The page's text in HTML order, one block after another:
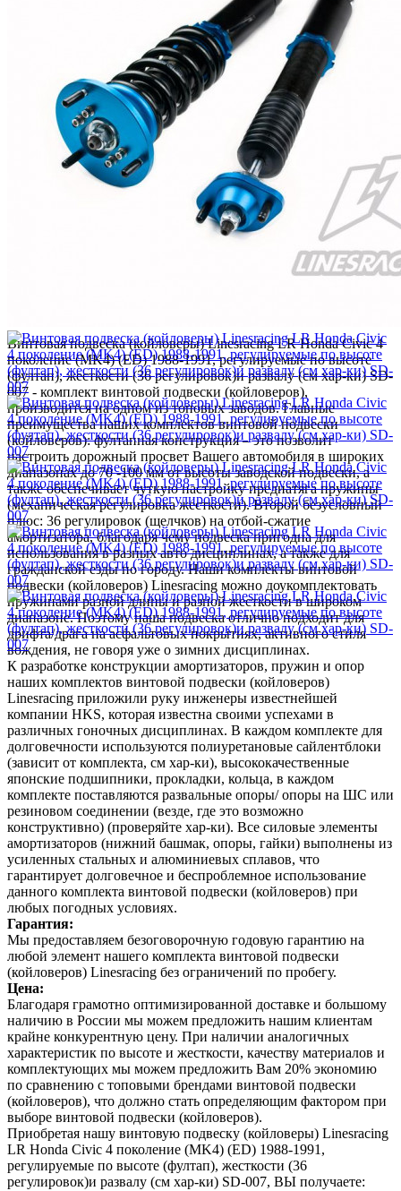
(фултап), жесткости (36
регулировок)и развалу (см
хар-ки) SD-007
В наличии
Бренд:LR
Арт.
SD-007
Винтовая подвеска (койловеры) Linesracing LR Honda Civic 4
поколение (MK4) (ED) 1988-1991, регулируемые по высоте
(фултап), жесткости (36 регулировок)и развалу (см хар-ки) SD-
007 - комплект винтовой подвески (койловеров),
производится на одном из топовых заводов. Главные
преимущества наших комплектов винтовой подвески
(койловеров): фултапная конструкция – это позволит
настроить дорожный просвет Вашего автомобиля в широких
диапазонах до 70 -100 мм от высоты заводской подвески, а
также обеспечивает чуткую настройку преднатяга пружины
(механическая регулировка жесткости). Второй безусловный
плюс: 36 регулировок (щелчков) на отбой-сжатие
амортизатора, благодаря чему подвеска пригодна для
использования в разных авто дисциплинах, а также для
гражданской езды по городу. Наши комплекты винтовой
подвески (койловеров) Linesracing можно доукомплектовать
пружинами разной длины и разной жесткости в широком
диапазоне. Поэтому наша подвеска отлично подходит для
дрифта/драга на асфальтовых покрытиях, активного стиля
вождения, не говоря уже о зимних дисциплинах.
К разработке конструкции амортизаторов, пружин и опор
наших комплектов винтовой подвески (койловеров)
Linesracing приложили руку инженеры известнейшей
компании HKS, которая известна своими успехами в
различных гоночных дисциплинах. В каждом комплекте для
долговечности используются полиуретановые сайлентблоки
(зависит от комплекта, см хар-ки), высококачественные
японские подшипники, прокладки, кольца, в каждом
комплекте поставляются развальные опоры/ опоры на ШС или
резиновом соединении (везде, где это возможно
конструктивно) (проверяйте хар-ки). Все силовые элементы
амортизаторов (нижний башмак, опоры, гайки) выполнены из
усиленных стальных и алюминиевых сплавов, что
гарантирует долговечное и беспроблемное использование
данного комплекта винтовой подвески (койловеров) при
любых погодных условиях.
Гарантия:
Мы предоставляем безоговорочную годовую гарантию на
любой элемент нашего комплекта винтовой подвески
(койловеров) Linesracing без ограничений по пробегу.
Цена:
Благодаря грамотно оптимизированной доставке и большому
наличию в России мы можем предложить нашим клиентам
крайне конкурентную цену. При наличии аналогичных
характеристик по высоте и жесткости, качеству материалов и
комплектующих мы можем предложить Вам 20% экономию
по сравнению с топовыми брендами винтовой подвески
(койловеров), что должно стать определяющим фактором при
выборе винтовой подвески (койловеров).
Приобретая нашу винтовую подвеску (койловеры) Linesracing
LR Honda Civic 4 поколение (MK4) (ED) 1988-1991,
регулируемые по высоте (фултап), жесткости (36
регулировок)и развалу (см хар-ки) SD-007, ВЫ получаете: